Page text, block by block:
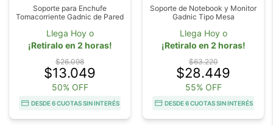
Soporte para Enchufe
Tomacorriente Gadnic de Pared
Llega Hoy o
¡Retiralo en 2 horas!
$26.098
$13.049
50% OFF
DESDE 6 CUOTAS SIN INTERÉS
Soporte de Notebook y Monitor
Gadnic Tipo Mesa
Llega Hoy o
¡Retiralo en 2 horas!
$63.220
$28.449
55% OFF
DESDE 6 CUOTAS SIN INTERÉS